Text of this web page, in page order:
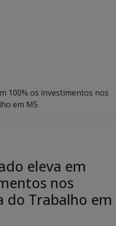
100% os investimentos nos
em MS
eleva em
nos
do Trabalho em